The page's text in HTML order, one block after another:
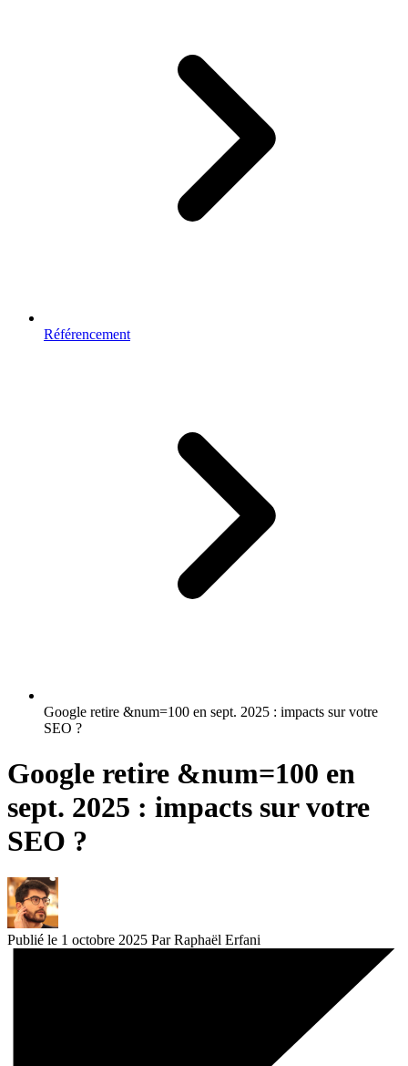
Référencement
Google retire &num=100 en sept. 2025 : impacts sur votre
SEO ?
Google retire &num=100 en
sept. 2025 : impacts sur votre
SEO ?
Publié le 1 octobre 2025 Par Raphaël Erfani